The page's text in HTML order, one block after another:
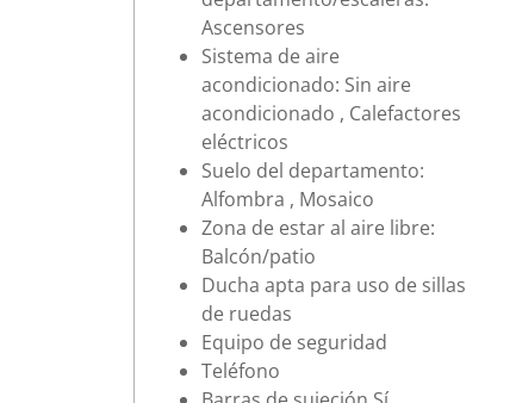
Ascensores
Sistema de aire
acondicionado: Sin aire
acondicionado , Calefactores
eléctricos
Suelo del departamento:
Alfombra , Mosaico
Zona de estar al aire libre:
Balcón/patio
Ducha apta para uso de sillas
de ruedas
Equipo de seguridad
Teléfono